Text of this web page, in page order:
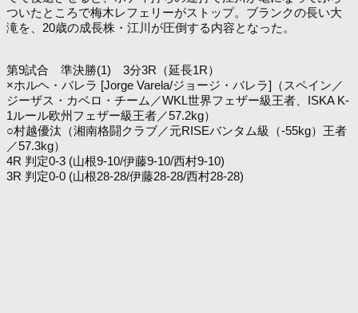
ついたところで梅木レフェリーがストップ。ブランクの長い大
滝を、20歳の成長株・江川が圧倒する内容となった。
第9試合 準決勝(1) 3分3R（延長1R）
×ホルヘ・バレラ [Jorge Varela/ジョージ・バレラ]（スペイン／
ジーザス・カベロ・チーム／WKL世界フェザー級王者、ISKA K-
1ルール欧州フェザー級王者／57.2kg）
○村越優汰（湘南格闘クラブ／元RISEバンタム級（-55kg）王者
／57.3kg）
4R 判定0-3 (山根9-10/伊藤9-10/西村9-10)
3R 判定0-0 (山根28-28/伊藤28-28/西村28-28)